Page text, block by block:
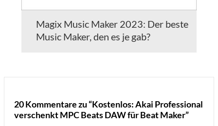
Magix Music Maker 2023: Der beste
Music Maker, den es je gab?
20 Kommentare zu “Kostenlos: Akai Professional
verschenkt MPC Beats DAW für Beat Maker”